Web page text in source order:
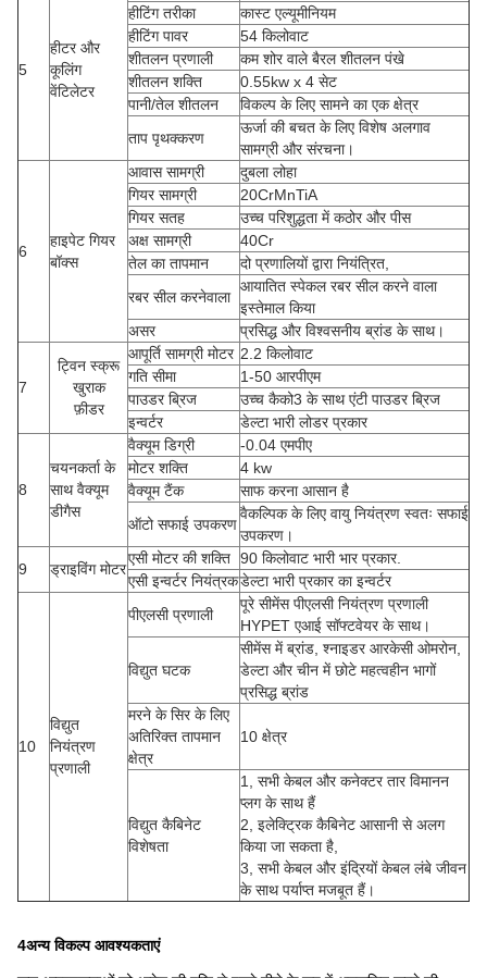
5
हीटर और
कूलिंग
वेंटिलेटर
हीटिंग तरीका
कास्ट एल्यूमीनियम
हीटिंग पावर
54 किलोवाट
शीतलन प्रणाली
कम शोर वाले बैरल शीतलन पंखे
शीतलन शक्ति
0.55kw x 4 सेट
पानी/तेल शीतलन
विकल्प के लिए सामने का एक क्षेत्र
ताप पृथक्करण
ऊर्जा की बचत के लिए विशेष अलगाव
सामग्री और संरचना।
6
हाइपेट गियर
बॉक्स
आवास सामग्री
दुबला लोहा
गियर सामग्री
20CrMnTiA
गियर सतह
उच्च परिशुद्धता में कठोर और पीस
अक्ष सामग्री
40Cr
तेल का तापमान
दो प्रणालियों द्वारा नियंत्रित,
रबर सील करनेवाला
आयातित स्पेकल रबर सील करने वाला
इस्तेमाल किया
असर
प्रसिद्ध और विश्वसनीय ब्रांड के साथ।
7
ट्विन स्क्रू
खुराक
फ़ीडर
आपूर्ति सामग्री मोटर 2.2 किलोवाट
गति सीमा
1-50 आरपीएम
पाउडर ब्रिज
उच्च कैको3 के साथ एंटी पाउडर ब्रिज
इन्वर्टर
डेल्टा भारी लोडर प्रकार
8
चयनकर्ता के
साथ वैक्यूम
डीगैस
वैक्यूम डिग्री
-0.04 एमपीए
मोटर शक्ति
4 kw
वैक्यूम टैंक
साफ करना आसान है
ऑटो सफाई उपकरण
वैकल्पिक के लिए वायु नियंत्रण स्वतः सफाई
उपकरण।
9
ड्राइविंग मोटर
एसी मोटर की शक्ति 90 किलोवाट भारी भार प्रकार.
एसी इन्वर्टर नियंत्रकडेल्टा भारी प्रकार का इन्वर्टर
10
विद्युत
नियंत्रण
प्रणाली
पीएलसी प्रणाली
पूरे सीमेंस पीएलसी नियंत्रण प्रणाली
HYPET एआई सॉफ्टवेयर के साथ।
विद्युत घटक
सीमेंस में ब्रांड, श्नाइडर आरकेसी ओमरोन,
डेल्टा और चीन में छोटे महत्वहीन भागों
प्रसिद्ध ब्रांड
मरने के सिर के लिए
अतिरिक्त तापमान
क्षेत्र
10 क्षेत्र
विद्युत कैबिनेट
विशेषता
1, सभी केबल और कनेक्टर तार विमानन
प्लग के साथ हैं
2, इलेक्ट्रिक कैबिनेट आसानी से अलग
किया जा सकता है,
3, सभी केबल और इंद्रियों केबल लंबे जीवन
के साथ पर्याप्त मजबूत हैं।
4अन्य विकल्प आवश्यकताएं